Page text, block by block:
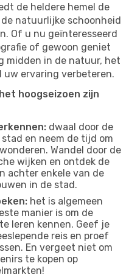
de heldere hemel de
natuurlijke schoonheid
Of u nu geïnteresseerd
of gewoon geniet
midden in de natuur, het
uw ervaring verbeteren.
hoogseizoen zijn
dwaal door de
en neem de tijd om
Wandel door de
wijken en ontdek de
achter enkele van de
in de stad.
het is algemeen
manier is om de
leren kennen. Geef je
reis en proef
En vergeet niet om
te kopen op